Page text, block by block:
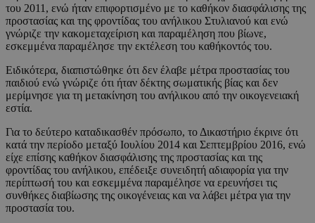
του 2011, ενώ ήταν επιφορτισμένο με το καθήκον διασφάλισης της
προστασίας και της φροντίδας του ανήλικου Στυλιανού και ενώ
γνώριζε την κακομεταχείριση και παραμέληση που βίωνε,
εσκεμμένα παραμέλησε την εκτέλεση του καθήκοντός του.
Ειδικότερα, διαπιστώθηκε ότι δεν έλαβε μέτρα προστασίας του
παιδιού ενώ γνώριζε ότι ήταν δέκτης σωματικής βίας και δεν
μερίμνησε για τη μετακίνηση του ανήλικου από την οικογενειακή
εστία.
Για το δεύτερο καταδικασθέν πρόσωπο, το Δικαστήριο έκρινε ότι
κατά την περίοδο μεταξύ Ιουλίου 2014 και Σεπτεμβρίου 2016, ενώ
είχε επίσης καθήκον διασφάλισης της προστασίας και της
φροντίδας του ανήλικου, επέδειξε συνειδητή αδιαφορία για την
περίπτωσή του και εσκεμμένα παραμέλησε να ερευνήσει τις
συνθήκες διαβίωσης της οικογένειας και να λάβει μέτρα για την
προστασία του.